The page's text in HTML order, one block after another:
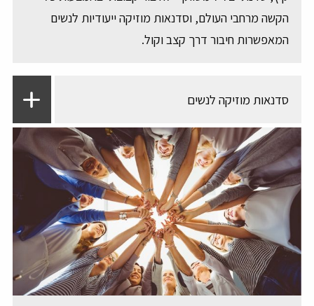
הקשה מרחבי העולם, וסדנאות מוזיקה ייעודיות לנשים
המאפשרות חיבור דרך קצב וקול.
סדנאות מוזיקה לנשים